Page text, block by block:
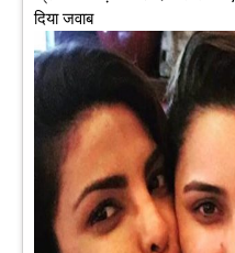
अब एक आइडिया बदलेगा
हमीरपुर में अब एक आइडिया
सरकार के स्टार्टअप मिशन के
देश के कोने-कोने में घूमकर नए
वाले युवाओं से संपर्क कर रही है।
दिया जवाब